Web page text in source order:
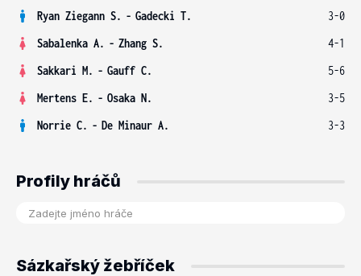
Ryan Ziegann S. - Gadecki T.
3-0
Sabalenka A. - Zhang S.
4-1
Sakkari M. - Gauff C.
5-6
Mertens E. - Osaka N.
3-5
Norrie C. - De Minaur A. 3-3
Profily hráčů
Sázkařský žebříček